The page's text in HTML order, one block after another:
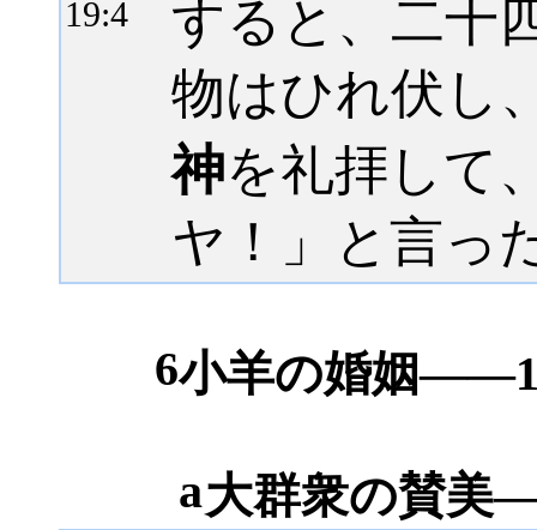
19:4
すると、二十
物はひれ伏し
神を礼拝して
ヤ！」と言っ
6小羊の婚姻
a大群衆の賛美